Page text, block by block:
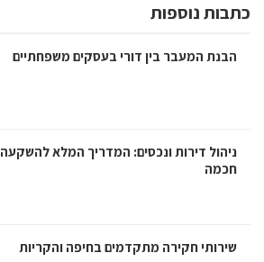
כתבות נוספות
הבנת המעבר בין דורי בעסקים משפחתיים
ניהול דירות ונכסים: המדריך המלא להשקעה
חכמה
שירותי חקירה מתקדמים בחיפה והקריות